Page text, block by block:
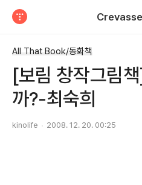
Crevasse
All That Book/동화책
[보림 창작그림
까?-최숙희
kinolife 2008. 12. 20. 00:25